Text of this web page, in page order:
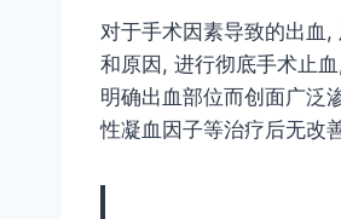
对于手术因素导致的出血
和原因, 进行彻底手术止
明确出血部位而创面广泛
性凝血因子等治疗后无改